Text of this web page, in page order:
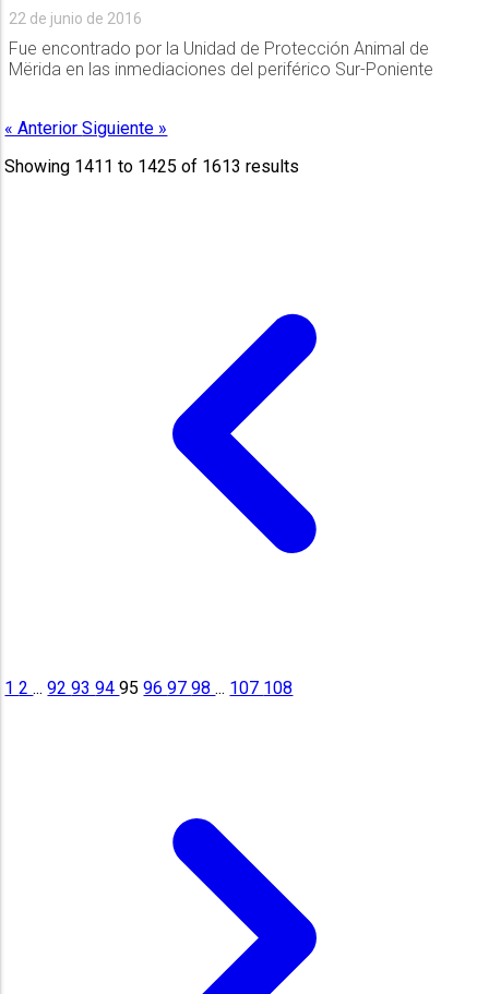
22 de junio de 2016
Fue encontrado por la Unidad de Protección Animal de
Mërida en las inmediaciones del periférico Sur-Poniente
« AnteriorSiguiente »
Showing 1411 to 1425 of 1613 results
12... 92939495 969798... 107 108